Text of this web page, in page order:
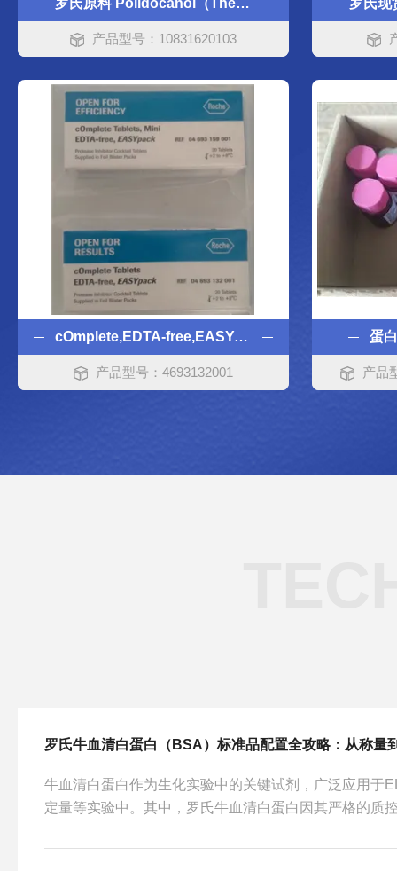
罗氏原料 Polidocanol（Thesit）聚多卡醇
产品型号：10831620103
cOmplete,EDTA-free,EASYpack,20
产品型号：4693132001
蛋
产品
牛血清白蛋白作为生化实验中的关键试剂，广泛应用于
定量等实验中。其中，罗氏牛血清白蛋白因其严格的质
成败。许多实验误差并非来源于检测仪器，而是源于标